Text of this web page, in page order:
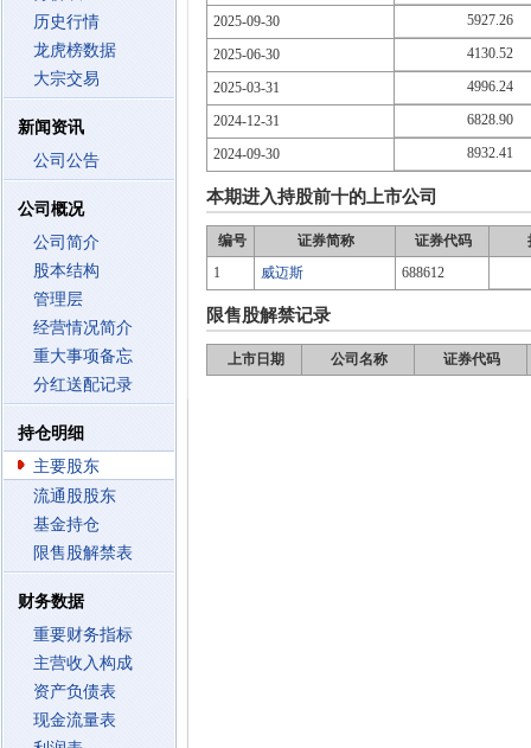
历史行情
龙虎榜数据
大宗交易
新闻资讯
公司公告
公司概况
公司简介
股本结构
管理层
经营情况简介
重大事项备忘
分红送配记录
持仓明细
主要股东
流通股股东
基金持仓
限售股解禁表
财务数据
重要财务指标
主营收入构成
资产负债表
现金流量表
2025-09-30 5927.26
2025-06-30 4130.52
2025-03-31 4996.24
2024-12-31 6828.90
2024-09-30 8932.41
本期进入持股前十的上市公司
编号 证券简称 证券代码
1
威迈斯 688612
限售股解禁记录
上市日期 公司名称 证券代码